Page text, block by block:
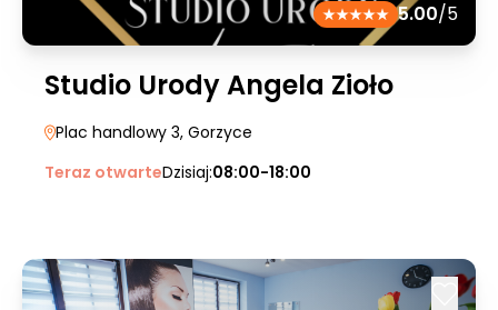
5.00/5
Studio Urody Angela Zioło
Plac handlowy 3, Gorzyce
Teraz otwarteDzisiaj:08:00-18:00